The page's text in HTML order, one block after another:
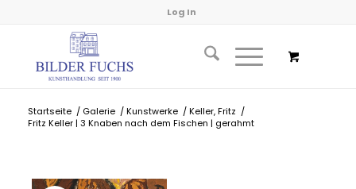
Log In
Startseite / Galerie / Kunstwerke / Keller, Fritz /
Fritz Keller | 3 Knaben nach dem Fischen | gerahmt